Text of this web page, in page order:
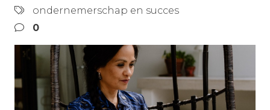
ondernemerschap en succes
0